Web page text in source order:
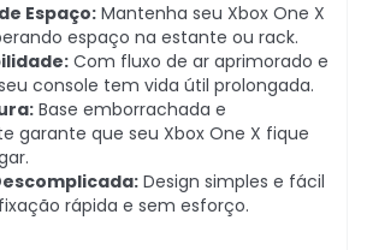
Espaço:Mantenha seu Xbox One X
espaço na estante ou rack.
Com fluxo de ar aprimorado e
console tem vida útil prolongada.
Base emborrachada e
garante que seu Xbox One X fique
Design simples e fácil
rápida e sem esforço.